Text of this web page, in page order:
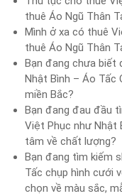
thuê Áo Ngũ Thân
Mình ở xa có thuê
thuê Áo Ngũ Thân
Bạn đang chưa biết
Nhật Bình – Áo Tấc
miền Bắc?
Bạn đang đau đầu
Việt Phục như Nhật
tâm về chất lượng?
Bạn đang tìm kiếm
Tấc chụp hình cưới
chọn về màu sắc,